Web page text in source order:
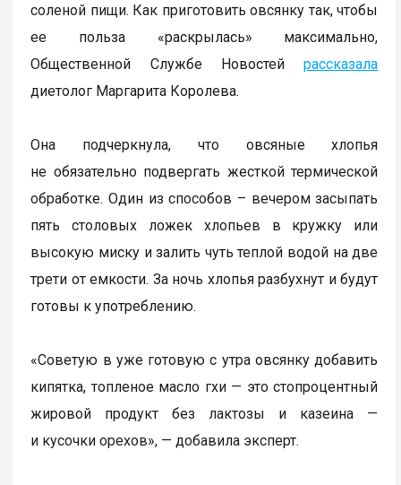
соленой пищи. Как приготовить овсянку так, чтобы
ее польза «раскрылась» максимально,
Общественной Службе Новостейрассказала
диетолог Маргарита Королева.
Она подчеркнула, что овсяные хлопья
не обязательно подвергать жесткой термической
обработке. Один из способов – вечером засыпать
пять столовых ложек хлопьев в кружку или
высокую миску и залить чуть теплой водой на две
трети от емкости. За ночь хлопья разбухнут и будут
готовы к употреблению.
«Советую в уже готовую с утра овсянку добавить
кипятка, топленое масло гхи — это стопроцентный
жировой продукт без лактозы и казеина —
и кусочки орехов», — добавила эксперт.